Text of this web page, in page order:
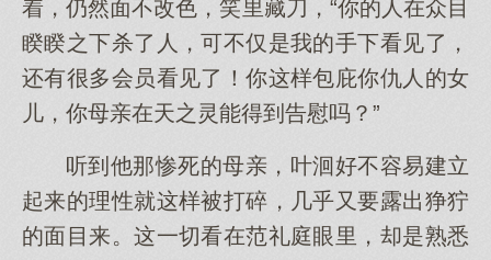
着，仍然面不改色，笑里藏刀，“你的人在众目
睽睽之下杀了人，可不仅是我的手下看见了，
还有很多会员看见了！你这样包庇你仇人的女
儿，你母亲在天之灵能得到告慰吗？”
听到他那惨死的母亲，叶洄好不容易建立
起来的理性就这样被打碎，几乎又要露出狰狞
的面目来。这一切看在范礼庭眼里，却是熟悉